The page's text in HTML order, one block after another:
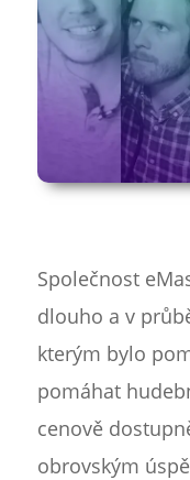
Společnost
dlouho a v
kterým bylo
pomáhat
cenově
obrovským